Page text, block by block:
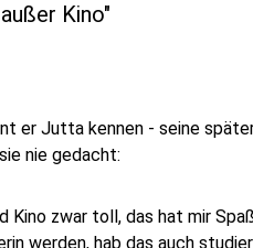
Kino"
er Jutta kennen - seine
nie gedacht:
Kino zwar toll, das hat mir
werden, hab das auch